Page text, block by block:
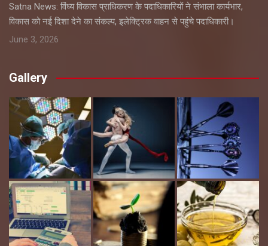
Satna News: विंध्य विकास प्राधिकरण के पदाधिकारियों ने संभाला कार्यभार,
विकास को नई दिशा देने का संकल्प, इलेक्ट्रिक वाहन से पहुंचे पदाधिकारी।
June 3, 2026
Gallery